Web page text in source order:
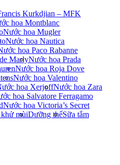
Kurkdjian – MFK
hoa Montblanc
Nước hoa Mugler
Nước hoa Nautica
hoa Paco Rabanne
MarlyNước hoa Prada
Nước hoa Roja Dove
Nước hoa Valentino
hoa XerjoffNước hoa Zara
hoa Salvatore Ferragamo
Nước hoa Victoria’s Secret
mùiDưỡng thểSữa tắm